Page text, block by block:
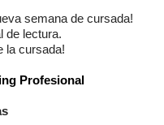
semana de cursada!
de lectura.
la cursada!
Profesional